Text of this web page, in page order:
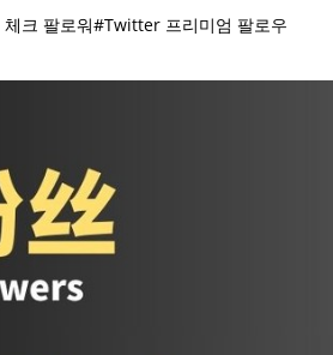
크 팔로워#Twitter 프리미엄 팔로우